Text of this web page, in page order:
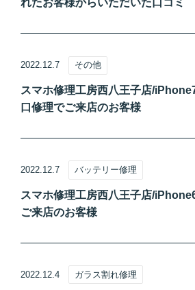
れたお客様からいただいた口コミ
2022.12.7 その他
スマホ修理工房西八王子店/
口修理でご来店のお客様
2022.12.7 バッテリー修理
スマホ修理工房西八王子店/
ご来店のお客様
2022.12.4 ガラス割れ修理